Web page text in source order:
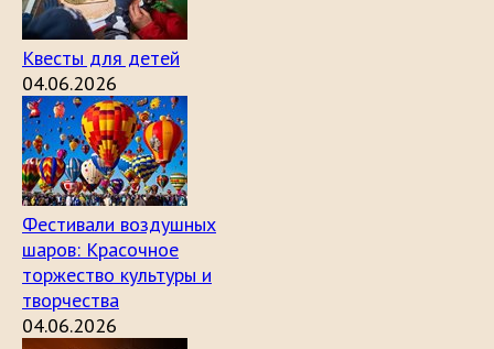
Квесты для детей
04.06.2026
Фестивали воздушных
шаров: Красочное
торжество культуры и
творчества
04.06.2026